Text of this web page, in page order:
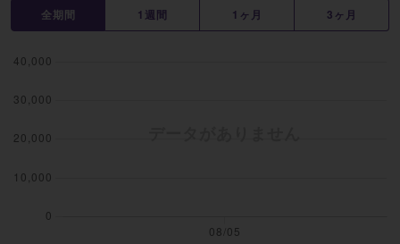
全期間 1週間 1ヶ月 3ヶ月